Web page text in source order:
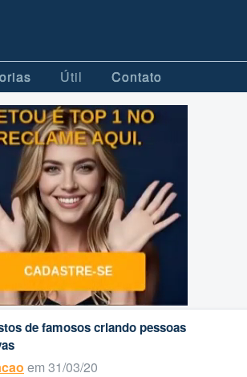
Útil Contato
de famosos criando pessoas
em 31/03/20